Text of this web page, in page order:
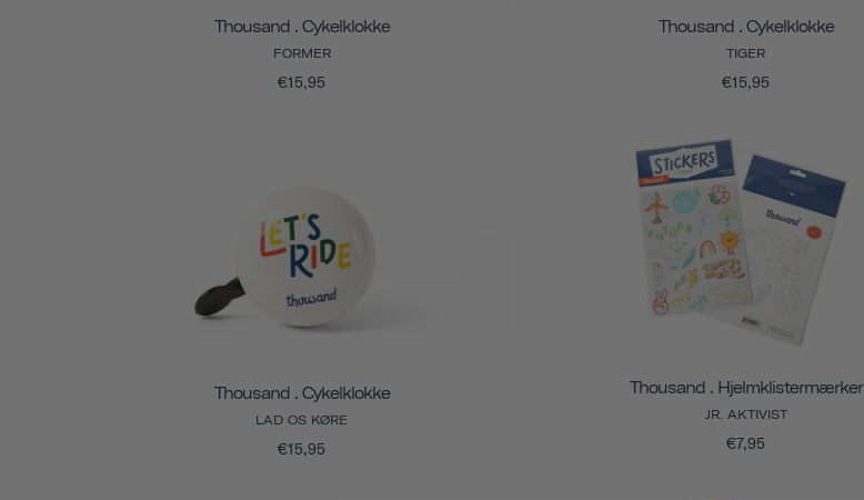
Thousand . Cykelklokke
FORMER
€15,95
Thousand . Cykelklokke
TIGER
€15,95
Thousand . Cykelklokke
LAD OS KØRE
€15,95
Thousand . Hjelmklistermærker
JR. AKTIVIST
€7,95